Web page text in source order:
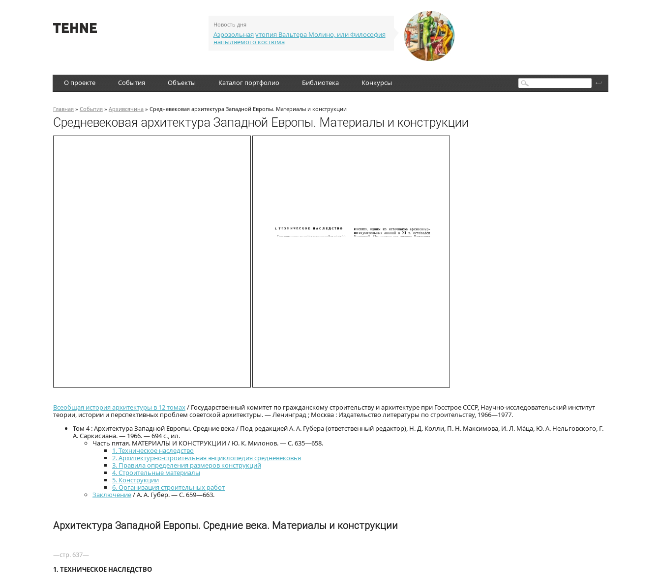
Новость дня
Аэрозольная утопия Вальтера Молино, или Философия
напыляемого костюма
О проекте События Объекты Каталог портфолио Библиотека Конкурсы Поиск
Главная » События » Архивсячина » Средневековая архитектура Западной Европы. Материалы и конструкции
Средневековая архитектура Западной Европы. Материалы и конструкции
Всеобщая история архитектуры в 12 томах/ Государственный комитет по гражданскому строительству и архитектуре при Госстрое СССР, Научно-исследовательский институт
теории, истории и перспективных проблем советской архитектуры. — Ленинград ; Москва : Издательство литературы по строительству, 1966—1977.
Том 4 : Архитектура Западной Европы. Средние века / Под редакцией А. А. Губера (ответственный редактор), Н. Д. Колли, П. Н. Максимова, И. Л. Ма́ца, Ю. А. Нельговского, Г.
А. Саркисиана. — 1966. — 694 с., ил.
Часть пятая. МАТЕРИАЛЫ И КОНСТРУКЦИИ / Ю. К. Милонов. — С. 635—658.
1. Техническое наследство
2. Архитектурно-строительная энциклопедия средневековья
3. Правила определения размеров конструкций
4. Строительные материалы
5. Конструкции
6. Организация строительных работ
Заключение/ А. А. Губер. — С. 659—663.
Архитектура Западной Европы. Средние века. Материалы и конструкции
—стр. 637—
1. ТЕХНИЧЕСКОЕ НАСЛЕДСТВО